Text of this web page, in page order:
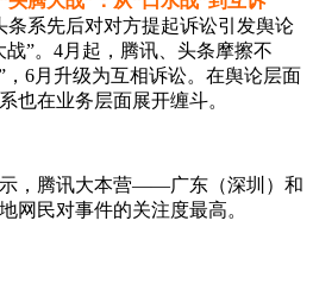
系先后对对方提起诉讼引发舆论
”。4月起，腾讯、头条摩擦不
，6月升级为互相诉讼。在舆论层面
也在业务层面展开缠斗。
腾讯大本营——广东（深圳）和
民对事件的关注度最高。